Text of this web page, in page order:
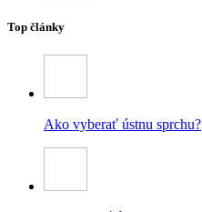
Top články
Ako vyberať ústnu sprchu?